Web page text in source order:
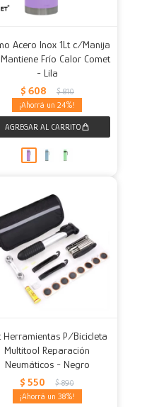
Acero Inox 1Lt c/Manija
Frío Calor Comet
- Lila
$ 608 $ 810
24
Herramientas P/Bicicleta
Multitool Reparación
Neumáticos - Negro
$ 550 $ 890
38